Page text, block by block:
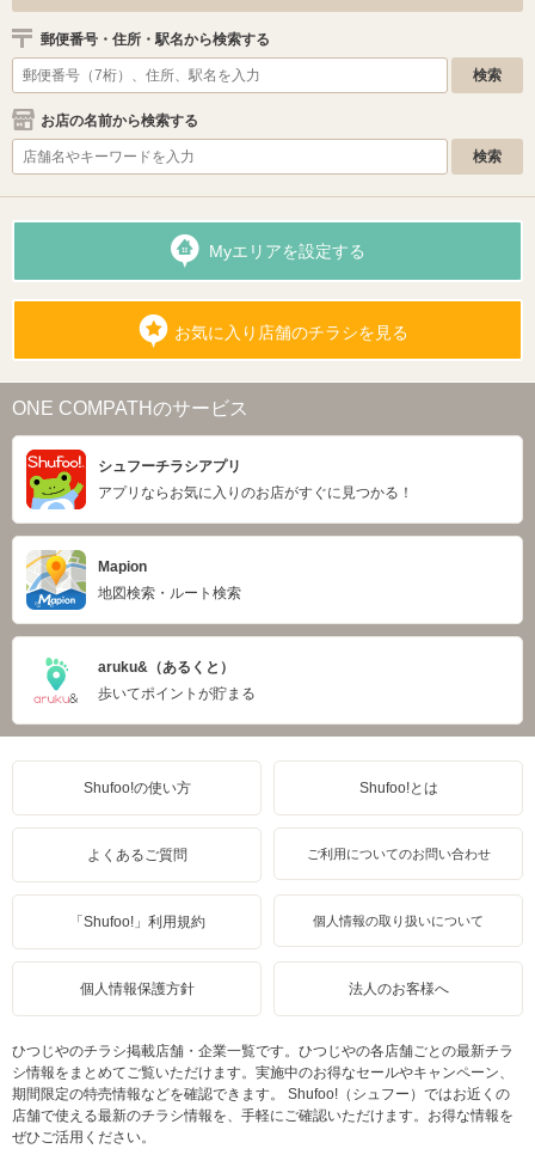
郵便番号・住所・駅名から検索する
お店の名前から検索する
Myエリアを設定する
お気に入り店舗のチラシを見る
ONE COMPATHのサービス
シュフーチラシアプリ
アプリならお気に入りのお店がすぐに見つかる！
Mapion
地図検索・ルート検索
aruku&（あるくと）
歩いてポイントが貯まる
Shufoo!の使い方 Shufoo!とは
よくあるご質問 ご利用についてのお問い合わせ
「Shufoo!」利用規約 個人情報の取り扱いについて
個人情報保護方針 法人のお客様へ
ひつじやのチラシ掲載店舗・企業一覧です。ひつじやの各店舗ごとの最新チラ
シ情報をまとめてご覧いただけます。実施中のお得なセールやキャンペーン、
期間限定の特売情報などを確認できます。 Shufoo!（シュフー）ではお近くの
店舗で使える最新のチラシ情報を、手軽にご確認いただけます。お得な情報を
ぜひご活用ください。